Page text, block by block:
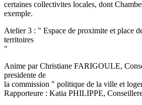
certaines collectivites locales, dont
exemple.
Atelier 3 : " Espace de proximite et place
territoires
"
Anime par Christiane FARIGOULE,
presidente de
la commission " politique de la ville et
Rapporteure : Katia PHILIPPE,